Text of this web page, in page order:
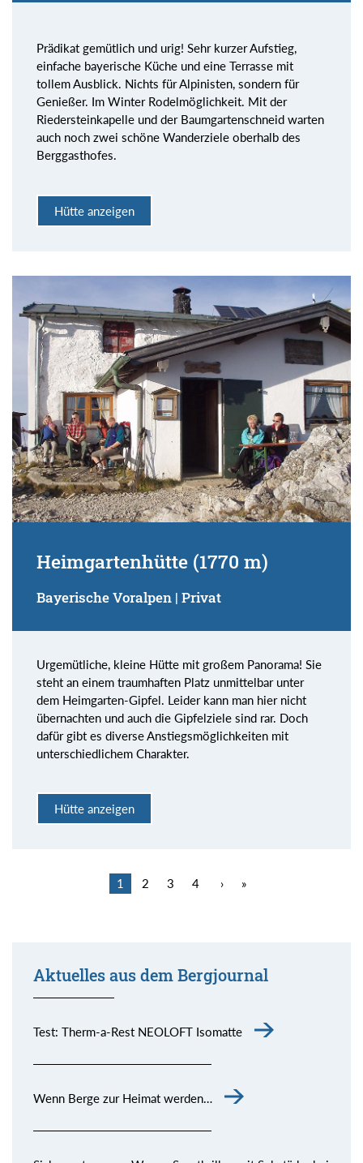
Prädikat gemütlich und urig! Sehr kurzer Aufstieg,
einfache bayerische Küche und eine Terrasse mit
tollem Ausblick. Nichts für Alpinisten, sondern für
Genießer. Im Winter Rodelmöglichkeit. Mit der
Riedersteinkapelle und der Baumgartenschneid warten
auch noch zwei schöne Wanderziele oberhalb des
Berggasthofes.
Hütte anzeigen
Heimgartenhütte (1770 m)
Bayerische Voralpen | Privat
Urgemütliche, kleine Hütte mit großem Panorama! Sie
steht an einem traumhaften Platz unmittelbar unter
dem Heimgarten-Gipfel. Leider kann man hier nicht
übernachten und auch die Gipfelziele sind rar. Doch
dafür gibt es diverse Anstiegsmöglichkeiten mit
unterschiedlichem Charakter.
Hütte anzeigen
1 2 3 4 › »
Aktuelles aus dem Bergjournal
Test: Therm-a-Rest NEOLOFT Isomatte
Wenn Berge zur Heimat werden…